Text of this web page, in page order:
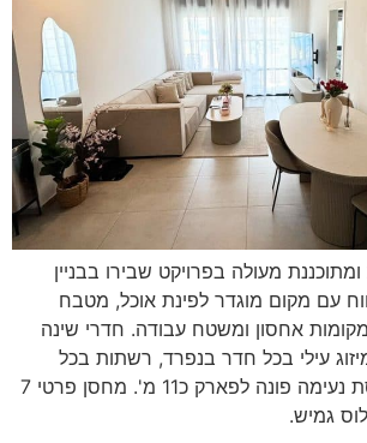
ומתוכננת מעולה בפרויקט שבירו בבניין
עם מקום מוגדר לפינת אוכל, מטבח
אחסון ומשטח עבודה. חדרי שינה
עילי בכל חדר בנפרד, רשתות בכל
חלונות הבית. מרפסת נעימה פונה לפארק כ11 מ'. מחסן פרטי 7
גמיש.